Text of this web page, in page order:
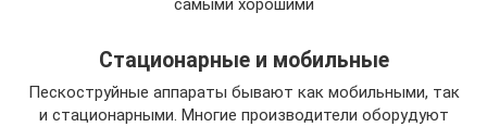
самыми хорошими
Стационарные и мобильные
Пескоструйные аппараты бывают как мобильными, так
и стационарными. Многие производители оборудуют